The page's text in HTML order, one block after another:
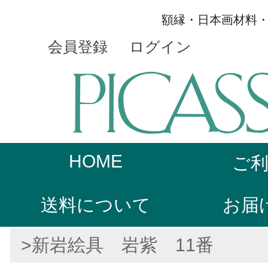
額縁・日本画材料
会員登録 ログイン
HOME ご
送料について お届
>新岩絵具 岩紫 11番